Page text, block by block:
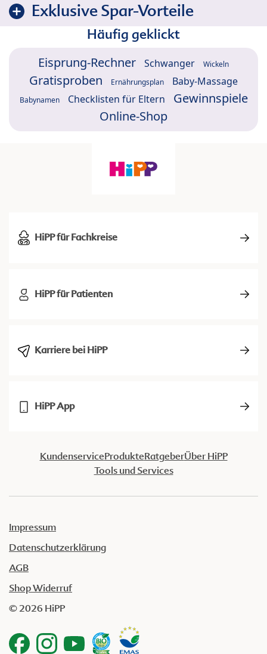
Exklusive Spar-Vorteile
Häufig geklickt
Eisprung-Rechner Schwanger Wickeln
Gratisproben Ernährungsplan Baby-Massage
Babynamen Checklisten für Eltern
Gewinnspiele
Online-Shop
HiPP für Fachkreise
HiPP für Patienten
Karriere bei HiPP
HiPP App
KundenserviceProdukteRatgeberÜber HiPP
Tools und Services
Impressum
Datenschutzerklärung
AGB
Shop Widerruf
© 2026 HiPP